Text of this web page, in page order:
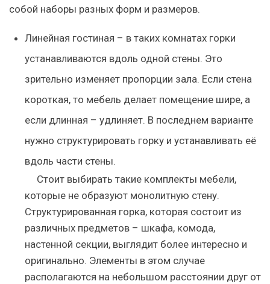
собой наборы разных форм и размеров.
Линейная гостиная – в таких комнатах горки
устанавливаются вдоль одной стены. Это
зрительно изменяет пропорции зала. Если стена
короткая, то мебель делает помещение шире, а
если длинная – удлиняет. В последнем варианте
нужно структурировать горку и устанавливать её
вдоль части стены.
Стоит выбирать такие комплекты мебели,
которые не образуют монолитную стену.
Структурированная горка, которая состоит из
различных предметов – шкафа, комода,
настенной секции, выглядит более интересно и
оригинально. Элементы в этом случае
располагаются на небольшом расстоянии друг от